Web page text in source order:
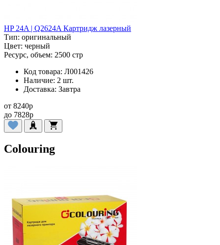
HP 24A | Q2624A Картридж лазерный
Тип: оригинальный
Цвет: черный
Ресурс, объем: 2500 стр
Код товара: Л001426
Наличие: 2 шт.
Доставка: Завтра
от 8240p
до 7828p
Colouring